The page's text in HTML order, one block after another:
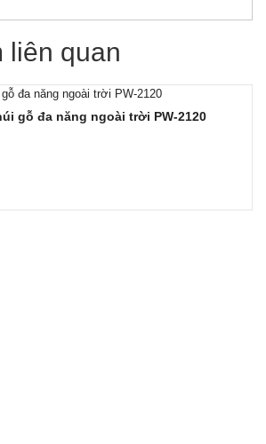
liên quan
gỗ đa năng ngoài trời PW-2120